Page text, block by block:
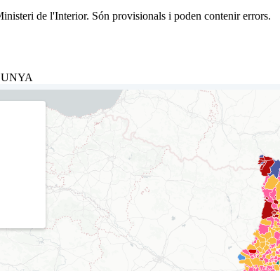
de l'Interior. Són provisionals i poden contenir errors.